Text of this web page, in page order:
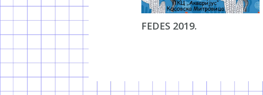
FEDES 2019.